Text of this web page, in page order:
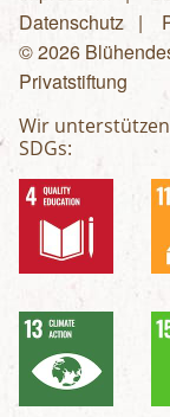
Datenschutz
© 2026
Privatstiftung
Wir
SDGs: